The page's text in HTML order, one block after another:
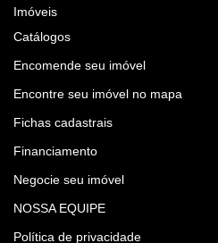
Imóveis
Catálogos
Encomende seu imóvel
Encontre seu imóvel no mapa
Fichas cadastrais
Financiamento
Negocie seu imóvel
NOSSA EQUIPE
Política de privacidade